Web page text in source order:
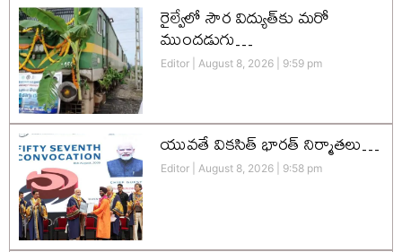
రైల్వేలో సౌర విద్యుత్‌కు మరో
ముందడుగు…
Editor August 8, 2026 9:59 pm
యువతే వికసిత్‌ భారత్‌ నిర్మాతలు…
Editor August 8, 2026 9:58 pm